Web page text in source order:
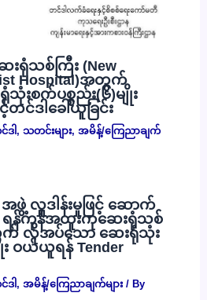
ရုံသစ်ကြီး (New
Hospital)အတွက်
းစက်ပစ္စည်း(၆)မျိုး
ဒါခေါ်ယူခြင်း
ဒါ , သတင်းများ, အမိန့်/ကြေညာချက်
အဖွဲ့ လှူဒါန်းမှုဖြင့် ဆောက်
န်ကုန်အထူးကုဆေးရုံသစ်
တွက် လိုအပ်သော ဆေးရုံသုံး
း ဝယ်ယူရန် Tender
ဒါ , အမိန့်/ကြေညာချက်များ/ By